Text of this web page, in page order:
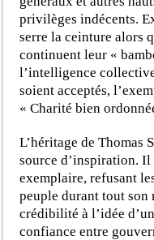
privilèges indécents.
serre la ceinture alors
continuent leur «
l’intelligence
soient acceptés,
« Charité bien
L’héritage de Thomas
source d’inspiration.
exemplaire, refusant
peuple durant tout son
crédibilité à l’idée
confiance entre